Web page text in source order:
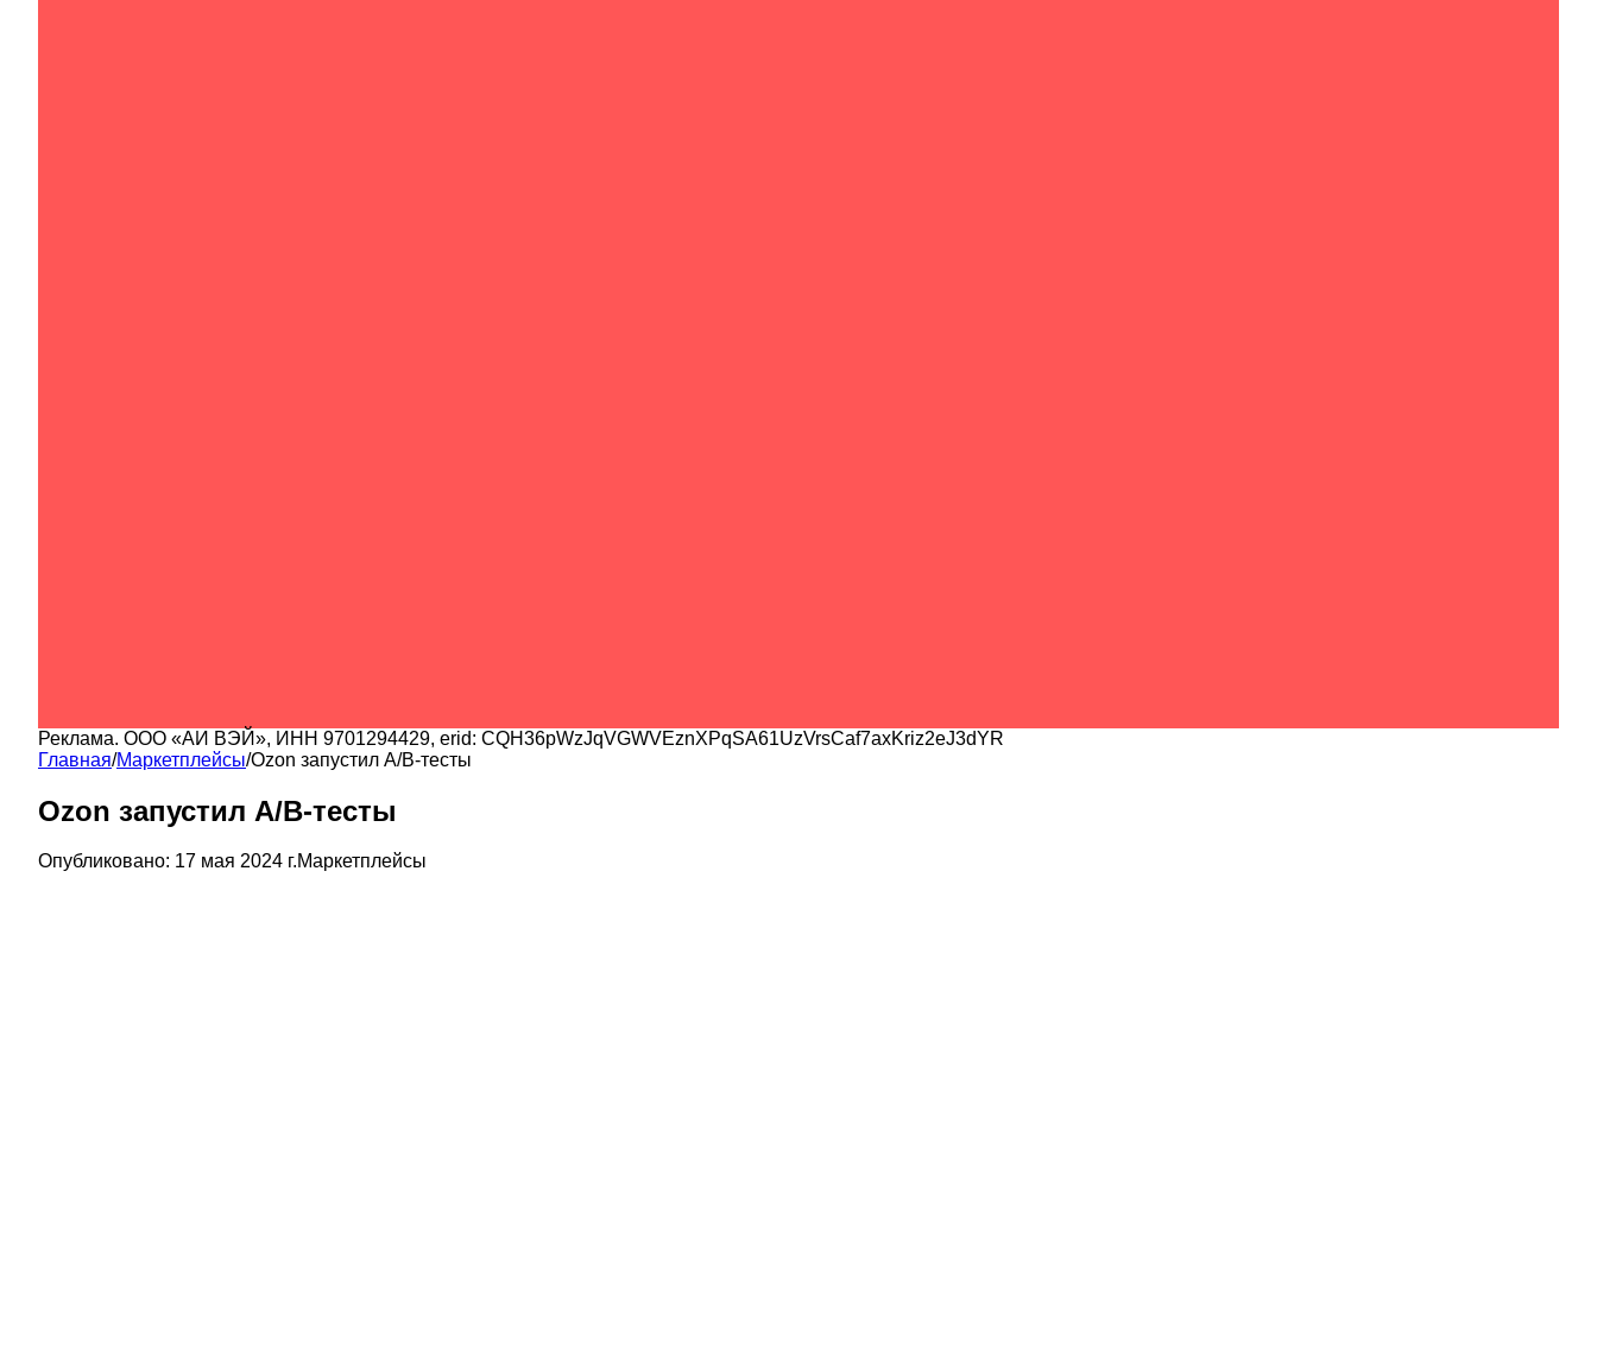
Реклама. ООО «АИ ВЭЙ», ИНН 9701294429, erid: CQH36pWzJqVGWVEznXPqSA61UzVrsCaf7axKriz2eJ3dYR
Главная/Маркетплейсы/Ozon запустил А/В-тесты
Ozon запустил А/В-тесты
Опубликовано: 17 мая 2024 г.Маркетплейсы